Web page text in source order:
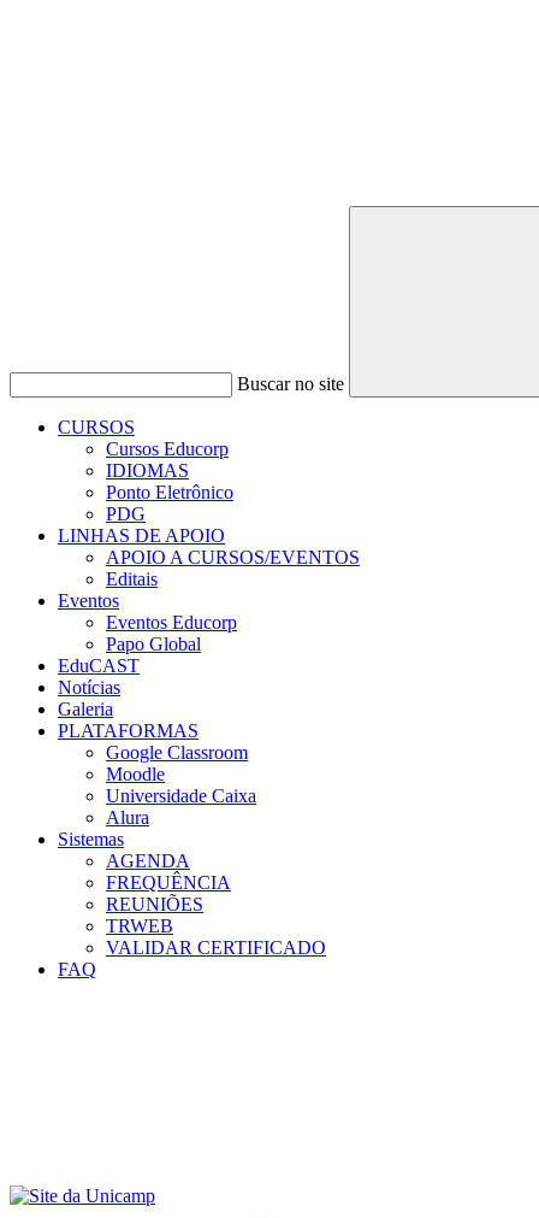
Buscar no site
CURSOS
Cursos Educorp
IDIOMAS
Ponto Eletrônico
PDG
LINHAS DE APOIO
APOIO A CURSOS/EVENTOS
Editais
Eventos
Eventos Educorp
Papo Global
EduCAST
Notícias
Galeria
PLATAFORMAS
Google Classroom
Moodle
Universidade Caixa
Alura
Sistemas
AGENDA
FREQUÊNCIA
REUNIÕES
TRWEB
VALIDAR CERTIFICADO
FAQ